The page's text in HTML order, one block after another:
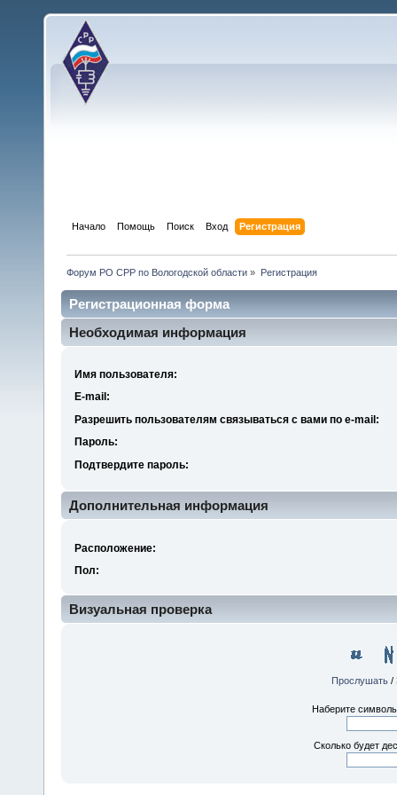
Начало Помощь Поиск Вход Регистрация
Форум РО СРР по Вологодской области » Регистрация
Регистрационная форма
Необходимая информация
Имя пользователя:
E-mail:
Разрешить пользователям связываться с вами по e-mail:
Пароль:
Подтвердите пароль:
Дополнительная информация
Расположение:
Пол:
Визуальная проверка
Прослушать/
Наберите
Сколько будет